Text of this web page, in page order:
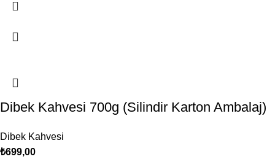
Dibek Kahvesi 700g (Silindir Karton Ambalaj)
Dibek Kahvesi
₺699,00